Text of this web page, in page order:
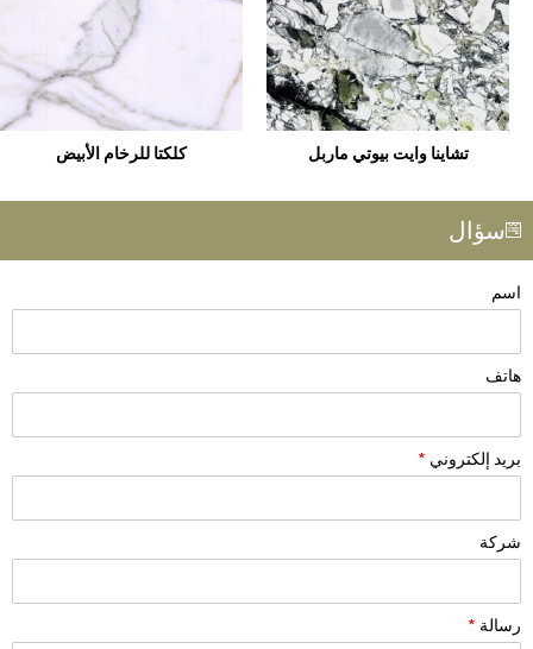
تشاينا وايت بيوتي ماربل كلكتا للرخام الأبيض
سؤال
اسم
هاتف
بريد إلكتروني *
شركة
رسالة *